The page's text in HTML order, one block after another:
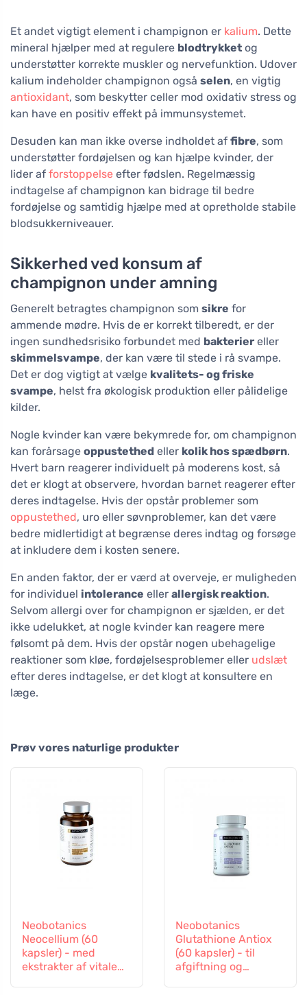
Et andet vigtigt element i champignon er kalium. Dette
mineral hjælper med at regulere blodtrykket og
understøtter korrekte muskler og nervefunktion. Udover
kalium indeholder champignon også selen, en vigtig
antioxidant, som beskytter celler mod oxidativ stress og
kan have en positiv effekt på immunsystemet.
Desuden kan man ikke overse indholdet af fibre, som
understøtter fordøjelsen og kan hjælpe kvinder, der
lider af forstoppelse efter fødslen. Regelmæssig
indtagelse af champignon kan bidrage til bedre
fordøjelse og samtidig hjælpe med at opretholde stabile
blodsukkerniveauer.
Sikkerhed ved konsum af
champignon under amning
Generelt betragtes champignon som sikre for
ammende mødre. Hvis de er korrekt tilberedt, er der
ingen sundhedsrisiko forbundet med bakterier eller
skimmelsvampe, der kan være til stede i rå svampe.
Det er dog vigtigt at vælge kvalitets- og friske
svampe, helst fra økologisk produktion eller pålidelige
kilder.
Nogle kvinder kan være bekymrede for, om champignon
kan forårsage oppustethed eller kolik hos spædbørn.
Hvert barn reagerer individuelt på moderens kost, så
det er klogt at observere, hvordan barnet reagerer efter
deres indtagelse. Hvis der opstår problemer som
oppustethed, uro eller søvnproblemer, kan det være
bedre midlertidigt at begrænse deres indtag og forsøge
at inkludere dem i kosten senere.
En anden faktor, der er værd at overveje, er muligheden
for individuel intolerance eller allergisk reaktion.
Selvom allergi over for champignon er sjælden, er det
ikke udelukket, at nogle kvinder kan reagere mere
følsomt på dem. Hvis der opstår nogen ubehagelige
reaktioner som kløe, fordøjelsesproblemer eller udslæt
efter deres indtagelse, er det klogt at konsultere en
læge.
Prøv vores naturlige produkter
Neobotanics
Neocellium (60
kapsler) - med
ekstrakter af vitale
Neobotanics
Glutathione Antiox
(60 kapsler) - til
afgiftning og